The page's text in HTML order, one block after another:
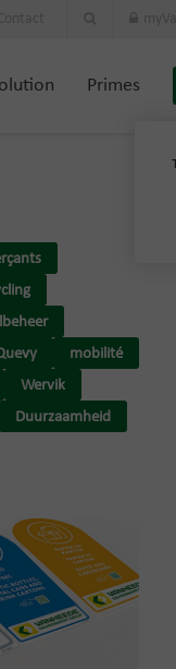
Primes
mobilité
Wervik
Duurzaamheid